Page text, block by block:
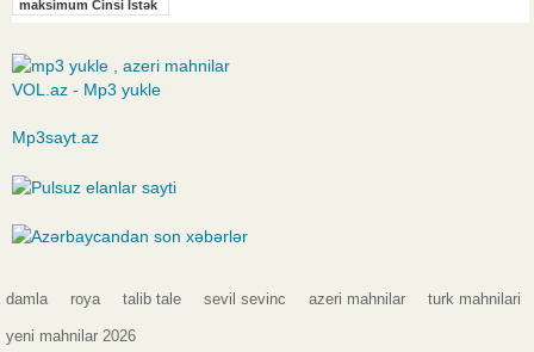
VOL.az - Mp3 yukle
Mp3sayt.az
damla roya talib tale sevil sevinc azeri mahnilar turk mahnilari
yeni mahnilar 2026